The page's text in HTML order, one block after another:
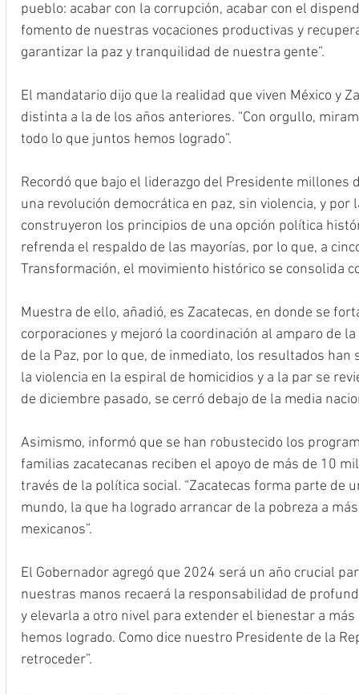
pueblo: acabar con la corrupción, acabar con el
fomento de nuestras vocaciones productivas y
garantizar la paz y tranquilidad de nuestra gente”.
El mandatario dijo que la realidad que viven México y
distinta a la de los años anteriores. “Con orgullo,
todo lo que juntos hemos logrado”.
Recordó que bajo el liderazgo del Presidente millones
una revolución democrática en paz, sin violencia, y por
construyeron los principios de una opción política
refrenda el respaldo de las mayorías, por lo que, a
Transformación, el movimiento histórico se consolida
Muestra de ello, añadió, es Zacatecas, en donde se
corporaciones y mejoró la coordinación al amparo de
de la Paz, por lo que, de inmediato, los resultados
la violencia en la espiral de homicidios y a la par se
de diciembre pasado, se cerró debajo de la media
Asimismo, informó que se han robustecido los
familias zacatecanas reciben el apoyo de más de 10
través de la política social. “Zacatecas forma parte de
mundo, la que ha logrado arrancar de la pobreza a
mexicanos”.
El Gobernador agregó que 2024 será un año crucial
nuestras manos recaerá la responsabilidad de
y elevarla a otro nivel para extender el bienestar a
hemos logrado. Como dice nuestro Presidente de la
retroceder”.